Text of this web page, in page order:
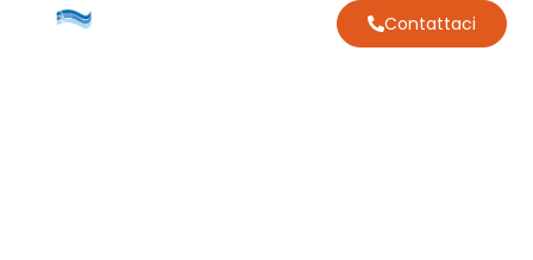
Contattaci